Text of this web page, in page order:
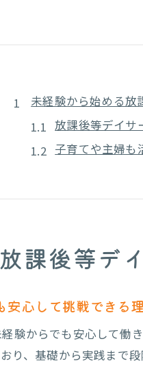
未経験から始める放
放課後等デイサ
子育てや主婦も
放課後等デイ
長野市で放課後
放課後等デイサービ
放課後等デイサ
放課後等デイサ
長野県の放課後
放課後等デイサ
課後等デ
安心して挑戦できる
験からでも安心して働
り、基礎から実践まで